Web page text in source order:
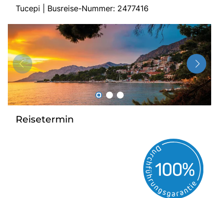
Start
Busreisen
Bus mieten
Gutscheinshop
Über bus dich weg!
Tucepi | Busreise-Nummer: 2477416
Reisetermin